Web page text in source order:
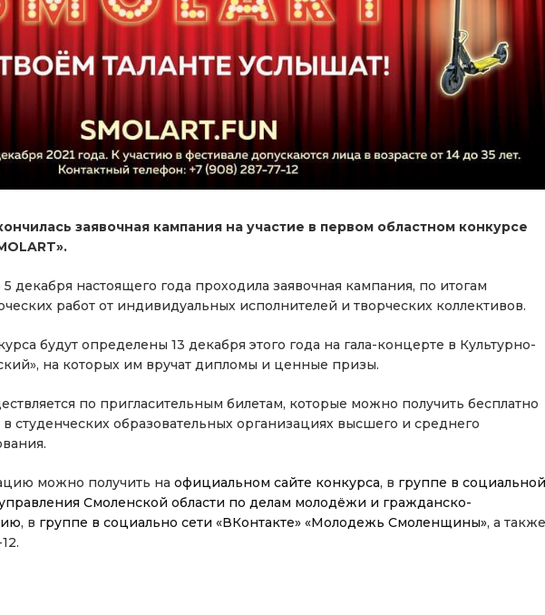
заявочная кампания на участие в первом областном конкурсе
».
декабря настоящего года проходила заявочная кампания, по итогам
работ от индивидуальных исполнителей и творческих коллективов.
будут определены 13 декабря этого года на гала-концерте в Культурно-
на которых им вручат дипломы и ценные призы.
по пригласительным билетам, которые можно получить бесплатно
студенческих образовательных организациях высшего и среднего
можно получить на официальном сайте конкурса, в группе в социальной
управления Смоленской области по делам молодёжи и гражданско-
, в группе в социально сети «ВКонтакте» «Молодежь Смоленщины», а также